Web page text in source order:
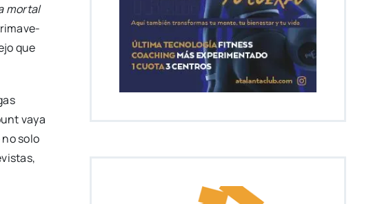
mor­tal
que
vaya
solo